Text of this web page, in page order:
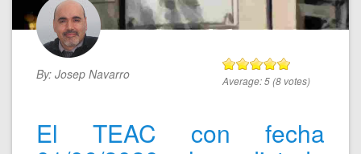
By: Josep Navarro Average:5(8 votes)
El TEAC con fecha